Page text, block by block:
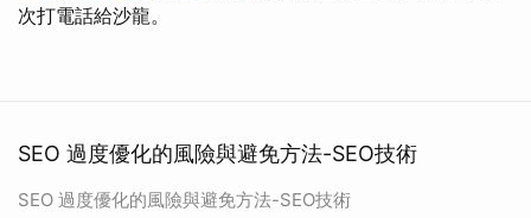
次打電話給沙龍。
SEO 過度優化的風險與避免方法-SEO技術
SEO 過度優化的風險與避免方法-SEO技術